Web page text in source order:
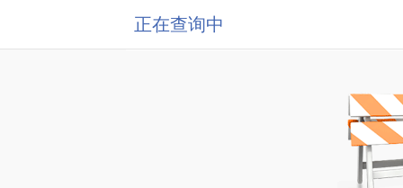
正在查询中